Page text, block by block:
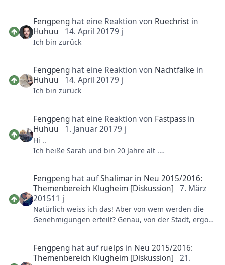
Fengpeng hat eine Reaktion von Ruechrist in
Huhuu
14. April 20179 j
Ich bin zurück
Fengpeng hat eine Reaktion von Nachtfalke in
Huhuu
14. April 20179 j
Ich bin zurück
Fengpeng hat eine Reaktion von Fastpass in
Huhuu
1. Januar 20179 j
Hi ..
Ich heiße Sarah und bin 20 Jahre alt .
Wie das Fengpeng es schon verraten haben wird ,
bin ich Fan vom Feng ju Palace ...
Ich freu mich auf Diskussionen hier im Forum und
Park antreffen
Fengpeng hat aufShalimar in Neu 2015/2016:
Themenbereich Klugheim [Diskussion]
7. März
201511 j
Natürlich weiss ich das! Aber von wem werden die
Genehmigungen erteilt? Genau, von der Stadt, ergo
bringen doch weniger Geld als eine große Firma in
der Region Offiziell wissen die von nichts,aber
Fengpeng hat aufruelps in Neu 2015/2016:
Themenbereich Klugheim [Diskussion]
21.